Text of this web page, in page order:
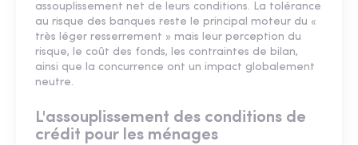
assouplissement net de leurs conditions. La tolérance
au risque des banques reste le principal moteur du «
très léger resserrement » mais leur perception du
risque, le coût des fonds, les contraintes de bilan,
ainsi que la concurrence ont un impact globalement
neutre.
L'assouplissement des conditions de
crédit pour les ménages